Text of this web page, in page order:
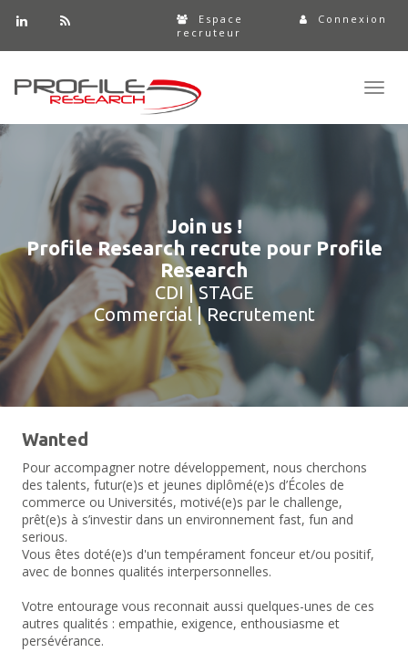
Connexion
Espace
recruteur
Join us !
Profile Research recrute pour Profile
Research
CDI | STAGE
Commercial | Recrutement
Wanted
Pour accompagner notre développement, nous cherchons
des talents, futur(e)s et jeunes diplômé(e)s d’Écoles de
commerce ou Universités, motivé(e)s par le challenge,
prêt(e)s à s’investir dans un environnement fast, fun and
serious.
Vous êtes doté(e)s d'un tempérament fonceur et/ou positif,
avec de bonnes qualités interpersonnelles.
Votre entourage vous reconnait aussi quelques-unes de ces
autres qualités : empathie, exigence, enthousiasme et
persévérance.